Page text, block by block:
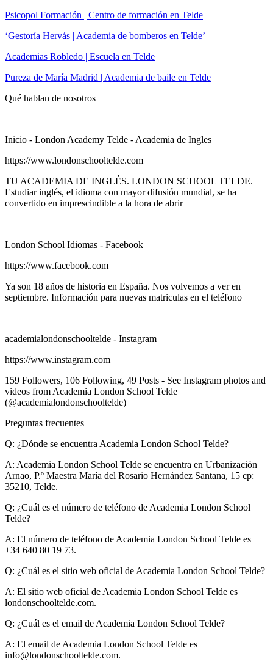
Psicopol Formación | Centro de formación en Telde
‘Gestoría Hervás | Academia de bomberos en Telde’
Academias Robledo | Escuela en Telde
Pureza de María Madrid | Academia de baile en Telde
Qué hablan de nosotros
Inicio - London Academy Telde - Academia de Ingles
https://www.londonschooltelde.com
TU ACADEMIA DE INGLÉS. LONDON SCHOOL TELDE.
Estudiar inglés, el idioma con mayor difusión mundial, se ha
convertido en imprescindible a la hora de abrir
London School Idiomas - Facebook
https://www.facebook.com
Ya son 18 años de historia en España. Nos volvemos a ver en
septiembre. Información para nuevas matriculas en el teléfono
academialondonschooltelde - Instagram
https://www.instagram.com
159 Followers, 106 Following, 49 Posts - See Instagram photos and
videos from Academia London School Telde
(@academialondonschooltelde)
Preguntas frecuentes
Q: ¿Dónde se encuentra Academia London School Telde?
A: Academia London School Telde se encuentra en Urbanización
Arnao, P.º Maestra María del Rosario Hernández Santana, 15 cp:
35210, Telde.
Q: ¿Cuál es el número de teléfono de Academia London School
Telde?
A: El número de teléfono de Academia London School Telde es
+34 640 80 19 73.
Q: ¿Cuál es el sitio web oficial de Academia London School Telde?
A: El sitio web oficial de Academia London School Telde es
londonschooltelde.com.
Q: ¿Cuál es el email de Academia London School Telde?
A: El email de Academia London School Telde es
info@londonschooltelde.com.